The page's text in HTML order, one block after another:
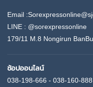
Email
LINE : @sorexpressonline
179/11 M.8 Nongirun
ช้อปออนไลน์
038-198-666 - 038-160-888